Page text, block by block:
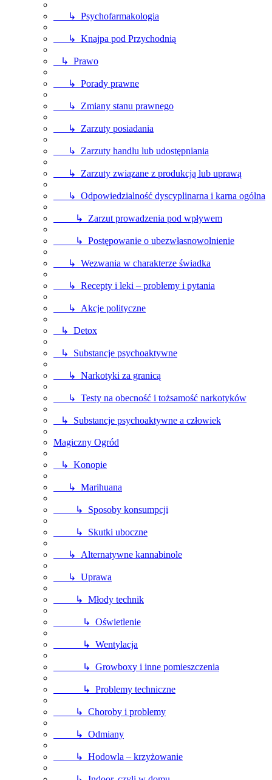
↳ Psychofarmakologia
↳ Knajpa pod Przychodnią
↳ Prawo
↳ Porady prawne
↳ Zmiany stanu prawnego
↳ Zarzuty posiadania
↳ Zarzuty handlu lub udostępniania
↳ Zarzuty związane z produkcją lub uprawą
↳ Odpowiedzialność dyscyplinarna i karna ogólna
↳ Zarzut prowadzenia pod wpływem
↳ Postępowanie o ubezwłasnowolnienie
↳ Wezwania w charakterze świadka
↳ Recepty i leki – problemy i pytania
↳ Akcje polityczne
↳ Detox
↳ Substancje psychoaktywne
↳ Narkotyki za granicą
↳ Testy na obecność i tożsamość narkotyków
↳ Substancje psychoaktywne a człowiek
Magiczny Ogród
↳ Konopie
↳ Marihuana
↳ Sposoby konsumpcji
↳ Skutki uboczne
↳ Alternatywne kannabinole
↳ Uprawa
↳ Młody technik
↳ Oświetlenie
↳ Wentylacja
↳ Growboxy i inne pomieszczenia
↳ Problemy techniczne
↳ Choroby i problemy
↳ Odmiany
↳ Hodowla – krzyżowanie